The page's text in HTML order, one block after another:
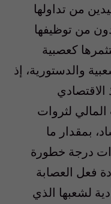
من تداولها
من توظيفها
كعصبية
والدستورية، إذ
الاقتصادي
لثروات
بمقدار ما
درجة خطورة
فعل العصابة
لشعبها الذي